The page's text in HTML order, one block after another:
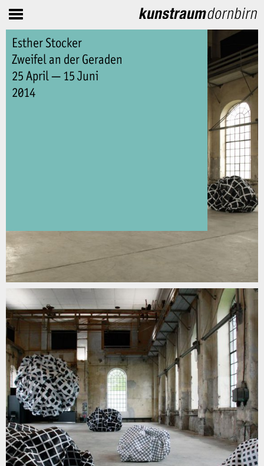
Esther Stocker
Zweifel an der Geraden
25 April — 15 Juni
2014